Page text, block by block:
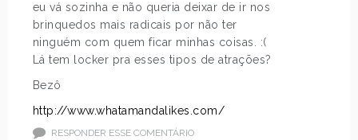
eu vá sozinha e não queria deixar de ir nos
brinquedos mais radicais por não ter
ninguém com quem ficar minhas coisas. :(
Lá tem locker pra esses tipos de atrações?
Bezô
http://www.whatamandalikes.com/
RESPONDER ESSE COMENTÁRIO